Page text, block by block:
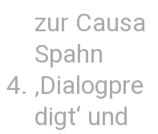
zur Causa
Spahn
‚Dialogpre
digt‘ und